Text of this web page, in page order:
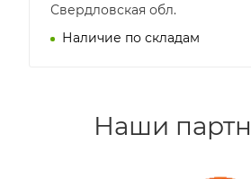
Свердловская обл.
Наличие по складам
Наши